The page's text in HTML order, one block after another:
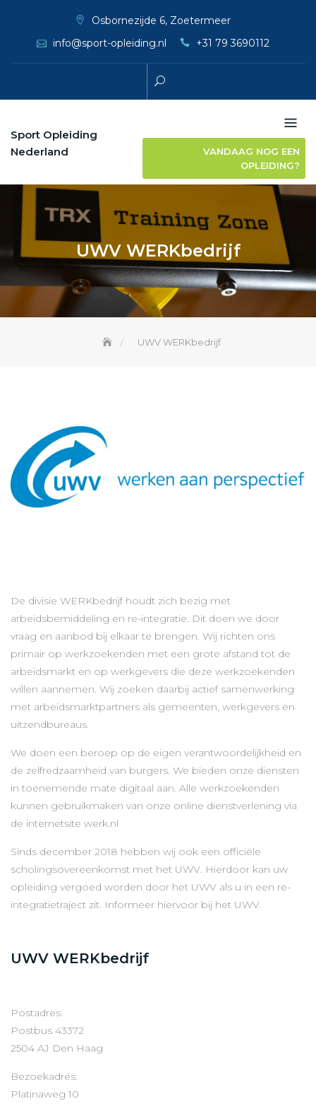
content
Osbornezijde 6, Zoetermeer
info@sport-opleiding.nl
+31 79 3690112
Sport Opleiding
Nederland
VANDAAG NOG EEN
OPLEIDING?
UWV WERKbedrijf
UWV WERKbedrijf
De divisie WERKbedrijf houdt zich bezig met
arbeidsbemiddeling en re-integratie. Dit doen we door
vraag en aanbod bij elkaar te brengen. Wij richten ons
primair op werkzoekenden met een grote afstand tot de
arbeidsmarkt en op werkgevers die deze werkzoekenden
willen aannemen. Wij zoeken daarbij actief samenwerking
met arbeidsmarktpartners als gemeenten, werkgevers en
uitzendbureaus.
We doen een beroep op de eigen verantwoordelijkheid en
de zelfredzaamheid van burgers. We bieden onze diensten
in toenemende mate digitaal aan. Alle werkzoekenden
kunnen gebruikmaken van onze online dienstverlening via
de internetsite werk.nl
Sinds december 2018 hebben wij ook een officiële
scholingsovereenkomst met het UWV. Hierdoor kan uw
opleiding vergoed worden door het UWV als u in een re-
integratietraject zit. Informeer hiervoor bij het UWV.
UWV WERKbedrijf
Postadres:
Postbus 43372
2504 AJ Den Haag
Bezoekadres:
Platinaweg 10